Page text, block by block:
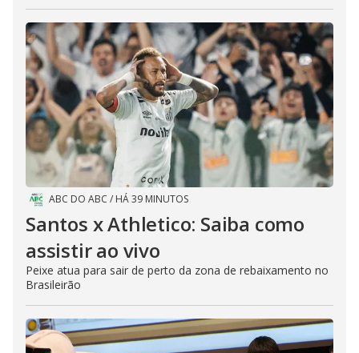
ABC DO ABC / HÁ 39 MINUTOS
Santos x Athletico: Saiba como
assistir ao vivo
Peixe atua para sair de perto da zona de rebaixamento no
Brasileirão